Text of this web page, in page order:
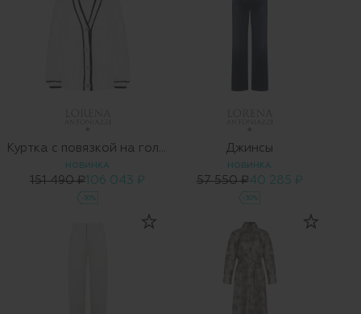
Куртка с повязкой на голову
НОВИНКА
151 490 ₽106 043 ₽
-30%
Джинсы
НОВИНКА
57 550 ₽40 285 ₽
-30%